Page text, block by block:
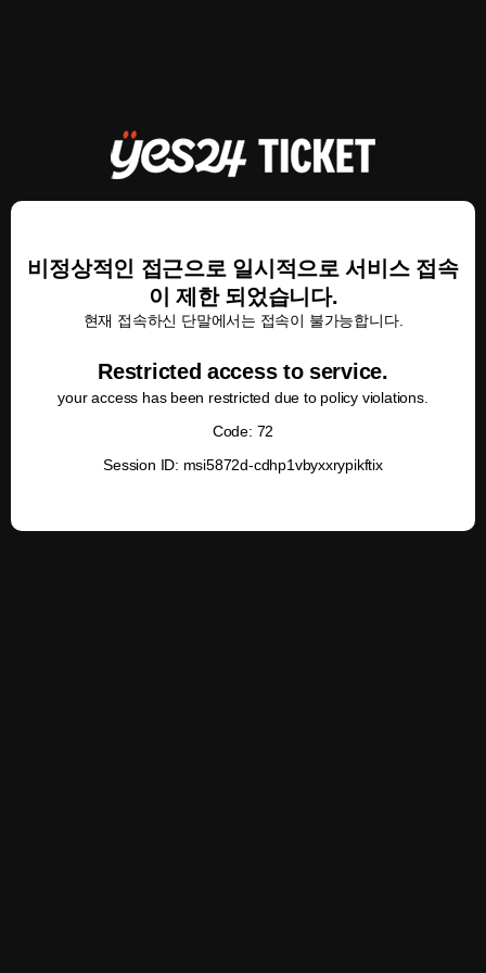
비정상적인 접근으로 일시적으로 서비스 접속
이 제한 되었습니다.
현재 접속하신 단말에서는 접속이 불가능합니다.
Restricted access to service.
your access has been restricted due to policy violations.
Code: 72
Session ID: msi5872d-cdhp1vbyxxrypikftix